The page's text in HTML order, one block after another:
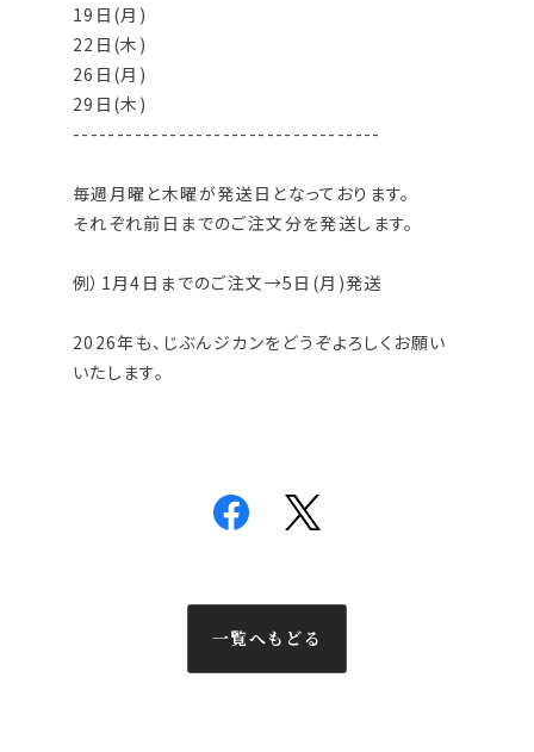
19日(月)
22日(木)
26日(月)
29日(木)
-----------------------------------
毎週月曜と木曜が発送日となっております。
それぞれ前日までのご注文分を発送します。
例）1月4日までのご注文→5日(月)発送
2026年も、じぶんジカンをどうぞよろしくお願い
いたします。
一覧へもどる